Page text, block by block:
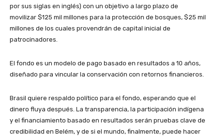
por sus siglas en inglés) con un objetivo a largo plazo de
movilizar $125 mil millones para la protección de bosques, $25 mil
millones de los cuales provendrán de capital inicial de
patrocinadores.
El fondo es un modelo de pago basado en resultados a 10 años,
diseñado para vincular la conservación con retornos financieros.
Brasil quiere respaldo político para el fondo, esperando que el
dinero fluya después. La transparencia, la participación indígena
y el financiamiento basado en resultados serán pruebas clave de
credibilidad en Belém, y de si el mundo, finalmente, puede hacer